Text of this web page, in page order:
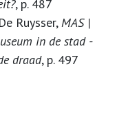
, p. 487
Ruysser,MAS |
in de stad -
draad, p. 497